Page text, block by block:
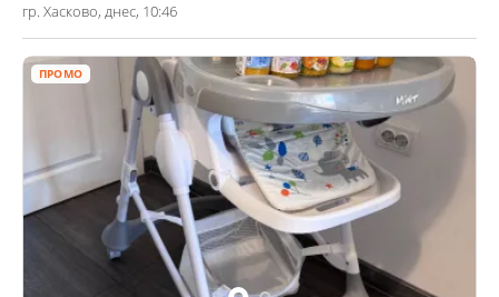
гр. Хасково, днес, 10:46
ПРОМО